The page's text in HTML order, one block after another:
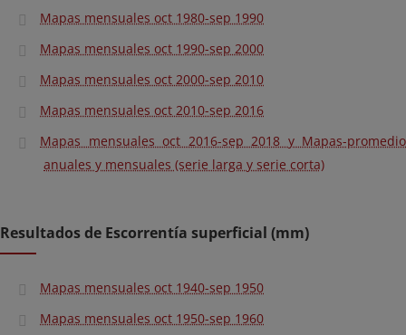
Mapas mensuales oct 1980-sep 1990
Mapas mensuales oct 1990-sep 2000
Mapas mensuales oct 2000-sep 2010
Mapas mensuales oct 2010-sep 2016
Mapas mensuales oct 2016-sep 2018 y Mapas-promedio
anuales y mensuales (serie larga y serie corta)
Resultados de Escorrentía superficial (mm)
Mapas mensuales oct 1940-sep 1950
Mapas mensuales oct 1950-sep 1960